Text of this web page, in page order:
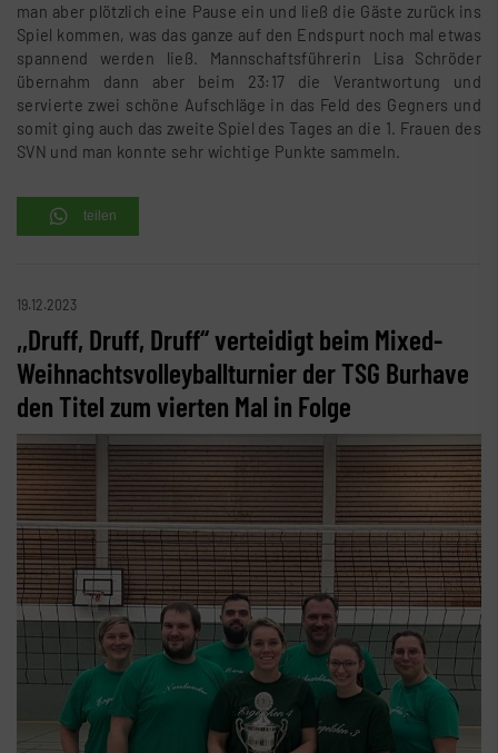
man aber plötzlich eine Pause ein und ließ die Gäste zurück ins
Spiel kommen, was das ganze auf den Endspurt noch mal etwas
spannend werden ließ. Mannschaftsführerin Lisa Schröder
übernahm dann aber beim 23:17 die Verantwortung und
servierte zwei schöne Aufschläge in das Feld des Gegners und
somit ging auch das zweite Spiel des Tages an die 1. Frauen des
SVN und man konnte sehr wichtige Punkte sammeln.
teilen
19.12.2023
,,Druff, Druff, Druff“ verteidigt beim Mixed-
Weihnachtsvolleyballturnier der TSG Burhave
den Titel zum vierten Mal in Folge